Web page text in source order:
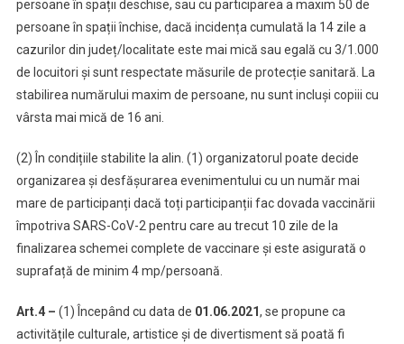
persoane în spații deschise, sau cu participarea a maxim 50 de
persoane în spații închise, dacă incidența cumulată la 14 zile a
cazurilor din județ/localitate este mai mică sau egală cu 3/1.000
de locuitori și sunt respectate măsurile de protecție sanitară. La
stabilirea numărului maxim de persoane, nu sunt incluși copiii cu
vârsta mai mică de 16 ani.
(2) În condițiile stabilite la alin. (1) organizatorul poate decide
organizarea și desfășurarea evenimentului cu un număr mai
mare de participanți dacă toți participanții fac dovada vaccinării
împotriva SARS-CoV-2 pentru care au trecut 10 zile de la
finalizarea schemei complete de vaccinare și este asigurată o
suprafață de minim 4 mp/persoană.
Art.4 – (1) Începând cu data de 01.06.2021, se propune ca
activitățile culturale, artistice și de divertisment să poată fi